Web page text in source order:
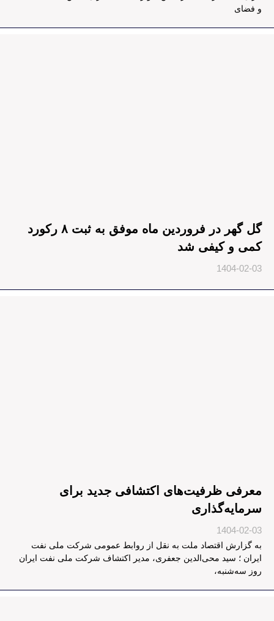
و فضای
گل‌ گهر در فروردین ماه موفق به ثبت ۸ رکورد
کمی و کیفی شد
1404-02-03
معرفی ظرفیت‌های اکتشافی جدید برای
سرمایه‌گذاری
1404-02-03
به گزارش اقتصاد ملت به نقل از روابط عمومی شرکت ملی نفت
ایران ؛ سید محی‌الدین جعفری، مدیر اکتشاف شرکت ملی نفت ایران
روز سه‌شنبه،